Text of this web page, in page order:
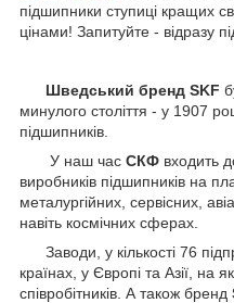
підшипники ступиці кращих
цінами! Запитуйте - відразу
Шведський бренд SKF
минулого століття - у 1907
підшипників.
У наш час СКФ входить
виробників підшипників на
металургійних, сервісних,
навіть космічних сферах.
Заводи, у кількості 76
країнах, у Європі та Азії, на
співробітників. А також бренд